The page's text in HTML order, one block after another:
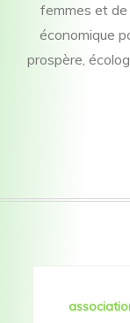
femmes et
économique
prospère,